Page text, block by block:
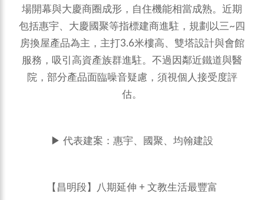
場開幕與大慶商圈成形，自住機能相當成熟。近期
包括惠宇、大慶國聚等指標建商進駐，規劃以三~四
房換屋產品為主，主打3.6米樓高、雙塔設計與會館
服務，吸引高資產族群進駐。不過因鄰近鐵道與醫
院，部分產品面臨噪音疑慮，須視個人接受度評
估。
▶ 代表建案：惠宇、國聚、均翰建設
【昌明段】八期延伸 + 文教生活最豐富